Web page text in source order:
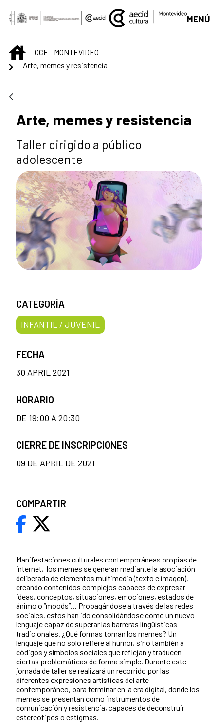
Skip to Main Content
MENÚ
INICIOCCE - MONTEVIDEO
Arte, memes y resistencia
Arte, memes y resistencia
Taller dirigido a público
adolescente
Manifestaciones culturales contemporáneas propias de
internet, los memes se generan mediante la asociación
deliberada de elementos multimedia (texto e imagen),
creando contenidos complejos capaces de expresar
ideas, conceptos, situaciones, emociones, estados de
ánimo o “moods”… Propagándose a través de las redes
sociales, estos han ido consolidándose como un nuevo
lenguaje capaz de superar las barreras lingüísticas
tradicionales. ¿Qué formas toman los memes? Un
lenguaje que no solo refiere al humor, sino también a
códigos y símbolos sociales que reflejan y traducen
ciertas problemáticas de forma simple. Durante este
jornada de taller se realizará un recorrido por las
diferentes expresiones artísticas del arte
contemporáneo, para terminar en la era digital, donde los
memes se presentan como instrumentos de
comunicación y resistencia, capaces de deconstruir
estereotipos o estigmas.
CATEGORÍA
INFANTIL / JUVENIL
FECHA
30 APRIL 2021
HORARIO
DE 19:00 A 20:30
CIERRE DE INSCRIPCIONES
09 DE APRIL DE 2021
COMPARTIR